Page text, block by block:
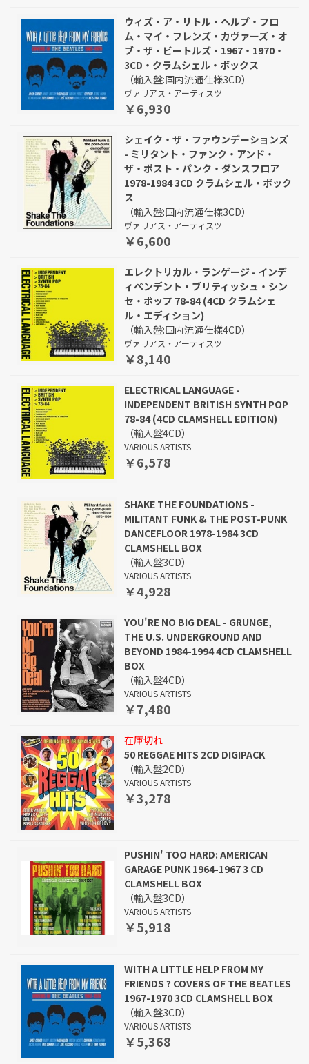
ウィズ・ア・リトル・ヘルプ・フロ
ム・マイ・フレンズ・カヴァーズ・オ
ブ・ザ・ビートルズ・1967・1970・
3CD・クラムシェル・ボックス
（輸入盤:国内流通仕様3CD）
ヴァリアス・アーティスツ
￥6,930
シェイク・ザ・ファウンデーションズ
- ミリタント・ファンク・アンド・
ザ・ポスト・パンク・ダンスフロア
1978-1984 3CD クラムシェル・ボック
ス
（輸入盤:国内流通仕様3CD）
ヴァリアス・アーティスツ
￥6,600
エレクトリカル・ランゲージ - インデ
ィペンデント・ブリティッシュ・シン
セ・ポップ 78-84 (4CD クラムシェ
ル・エディション)
（輸入盤:国内流通仕様4CD）
ヴァリアス・アーティスツ
￥8,140
ELECTRICAL LANGUAGE -
INDEPENDENT BRITISH SYNTH POP
78-84 (4CD CLAMSHELL EDITION)
（輸入盤4CD）
VARIOUS ARTISTS
￥6,578
SHAKE THE FOUNDATIONS -
MILITANT FUNK & THE POST-PUNK
DANCEFLOOR 1978-1984 3CD
CLAMSHELL BOX
（輸入盤3CD）
VARIOUS ARTISTS
￥4,928
YOU'RE NO BIG DEAL - GRUNGE,
THE U.S. UNDERGROUND AND
BEYOND 1984-1994 4CD CLAMSHELL
BOX
（輸入盤4CD）
VARIOUS ARTISTS
￥7,480
在庫切れ
50 REGGAE HITS 2CD DIGIPACK
（輸入盤2CD）
VARIOUS ARTISTS
￥3,278
PUSHIN' TOO HARD: AMERICAN
GARAGE PUNK 1964-1967 3 CD
CLAMSHELL BOX
（輸入盤3CD）
VARIOUS ARTISTS
￥5,918
WITH A LITTLE HELP FROM MY
FRIENDS ? COVERS OF THE BEATLES
1967-1970 3CD CLAMSHELL BOX
（輸入盤3CD）
VARIOUS ARTISTS
￥5,368